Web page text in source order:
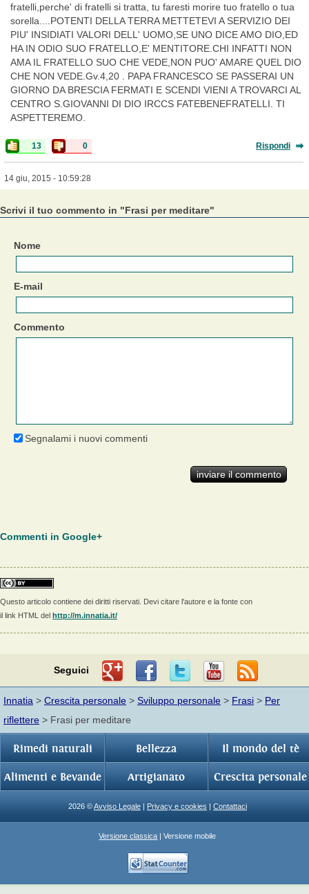
fratelli,perche' di fratelli si tratta, tu faresti morire tuo fratello o tua
sorella....POTENTI DELLA TERRA METTETEVI A SERVIZIO DEI
PIU' INSIDIATI VALORI DELL' UOMO,SE UNO DICE AMO DIO,ED
HA IN ODIO SUO FRATELLO,E' MENTITORE.CHI INFATTI NON
AMA IL FRATELLO SUO CHE VEDE,NON PUO' AMARE QUEL DIO
CHE NON VEDE.Gv.4,20 . PAPA FRANCESCO SE PASSERAI UN
GIORNO DA BRESCIA FERMATI E SCENDI VIENI A TROVARCI AL
CENTRO S.GIOVANNI DI DIO IRCCS FATEBENEFRATELLI. TI
ASPETTEREMO.
13 0 Rispondi
14 giu, 2015 - 10:59:28
Scrivi il tuo commento in "Frasi per meditare"
Nome
E-mail
Commento
Segnalami i nuovi commenti
Commenti in Google+
Questo articolo contiene dei diritti riservati. Devi citare l'autore e la fonte con
il link HTML del http://m.innatia.it/
Seguici
Innatia > Crescita personale > Sviluppo personale > Frasi > Per
riflettere > Frasi per meditare
Rimedi naturali Bellezza Il mondo del tè
Alimenti e Bevande Artigianato Crescita personale
2026 ©Avviso Legale | Privacy e cookies | Contattaci
Versione classica | Versione mobile